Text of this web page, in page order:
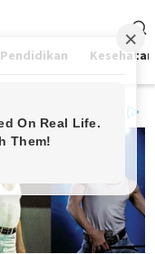
Pendidikan Kesehatan